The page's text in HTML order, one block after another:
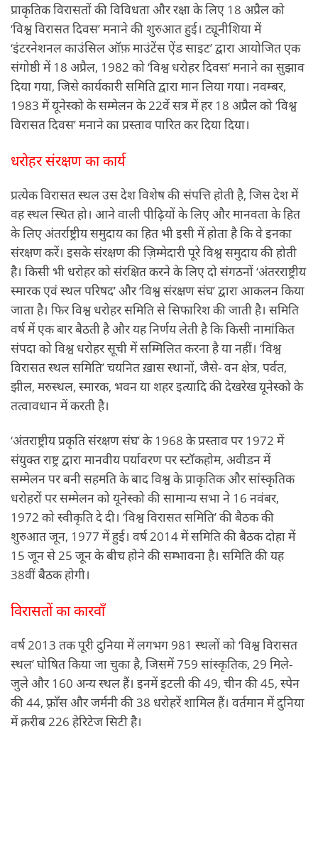
प्राकृतिक विरासतों की विविधता और रक्षा के लिए 18 अप्रैल को
‘विश्व विरासत दिवस’ मनाने की शुरुआत हुई। ट्यूनीशिया में
‘इंटरनेशनल काउंसिल ऑफ़ माउंटेंस ऐंड साइट’ द्वारा आयोजित एक
संगोष्ठी में 18 अप्रैल, 1982 को ‘विश्व धरोहर दिवस’ मनाने का सुझाव
दिया गया, जिसे कार्यकारी समिति द्वारा मान लिया गया। नवम्बर,
1983 में यूनेस्को के सम्मेलन के 22वें सत्र में हर 18 अप्रैल को ‘विश्व
विरासत दिवस’ मनाने का प्रस्ताव पारित कर दिया दिया।
धरोहर संरक्षण का कार्य
प्रत्येक विरासत स्थल उस देश विशेष की संपत्ति होती है, जिस देश में
वह स्थल स्थित हो। आने वाली पीढ़ियों के लिए और मानवता के हित
के लिए अंतर्राष्ट्रीय समुदाय का हित भी इसी में होता है कि वे इनका
संरक्षण करें। इसके संरक्षण की ज़िम्मेदारी पूरे विश्व समुदाय की होती
है। किसी भी धरोहर को संरक्षित करने के लिए दो संगठनों ‘अंतरराष्ट्रीय
स्मारक एवं स्थल परिषद’ और ‘विश्व संरक्षण संघ’ द्वारा आकलन किया
जाता है। फिर विश्व धरोहर समिति से सिफारिश की जाती है। समिति
वर्ष में एक बार बैठती है और यह निर्णय लेती है कि किसी नामांकित
संपदा को विश्व धरोहर सूची में सम्मिलित करना है या नहीं। ‘विश्व
विरासत स्थल समिति’ चयनित ख़ास स्थानों, जैसे- वन क्षेत्र, पर्वत,
झील, मरुस्थल, स्मारक, भवन या शहर इत्यादि की देखरेख यूनेस्को के
तत्वावधान में करती है।
‘अंतराष्ट्रीय प्रकृति संरक्षण संघ’ के 1968 के प्रस्ताव पर 1972 में
संयुक्त राष्ट्र द्वारा मानवीय पर्यावरण पर स्टॉकहोम, अवीडन में
सम्मेलन पर बनी सहमति के बाद विश्व के प्राकृतिक और सांस्कृतिक
धरोहरों पर सम्मेलन को यूनेस्को की सामान्य सभा ने 16 नवंबर,
1972 को स्वीकृति दे दी। ‘विश्व विरासत समिति’ की बैठक की
शुरुआत जून, 1977 में हुई। वर्ष 2014 में समिति की बैठक दोहा में
15 जून से 25 जून के बीच होने की सम्भावना है। समिति की यह
38वीं बैठक होगी।
विरासतों का कारवाँ
वर्ष 2013 तक पूरी दुनिया में लगभग 981 स्थलों को ‘विश्व विरासत
स्थल’ घोषित किया जा चुका है, जिसमें 759 सांस्कृतिक, 29 मिले-
जुले और 160 अन्य स्थल हैं। इनमें इटली की 49, चीन की 45, स्पेन
की 44, फ़्राँस और जर्मनी की 38 धरोहरें शामिल हैं। वर्तमान में दुनिया
में क़रीब 226 हेरिटेज सिटी है।